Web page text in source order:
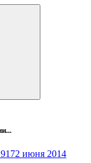
2 июня 2014